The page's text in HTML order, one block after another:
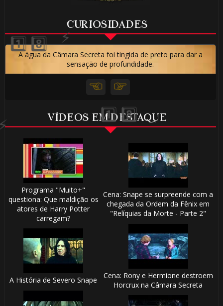
CURIOSIDADES
A água da Câmara Secreta foi tingida de preto para dar a
sensação de profundidade.
VÍDEOS EM DESTAQUE
Programa "Muito+"
questiona: Que maldição os
atores de Harry Potter
carregam?
Cena: Snape se surpreende com a
chegada da Ordem da Fênix em
"Relíquias da Morte - Parte 2"
A História de Severo Snape
Cena: Rony e Hermione destroem
Horcrux na Câmara Secreta
🎂